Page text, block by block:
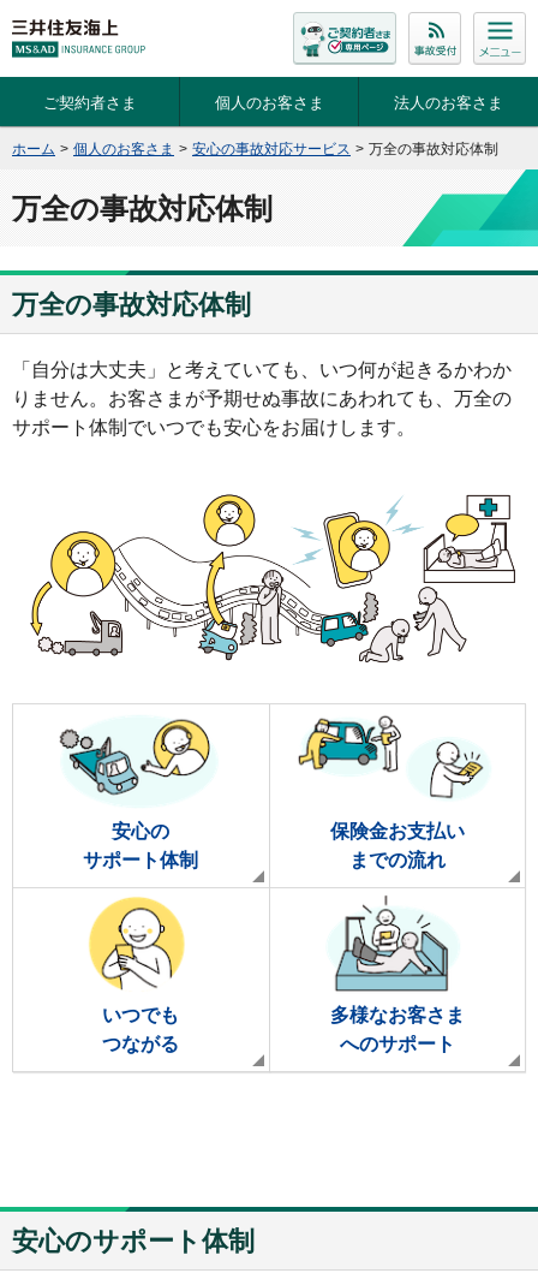
ご契約者さま 個人のお客さま 法人のお客さま
ホーム > 個人のお客さま > 安心の事故対応サービス > 万全の事故対応体制
万全の事故対応体制
万全の事故対応体制
「自分は大丈夫」と考えていても、いつ何が起きるかわか
りません。お客さまが予期せぬ事故にあわれても、万全の
サポート体制でいつでも安心をお届けします。
安心の
サポート体制
保険金お支払い
までの流れ
いつでも
つながる
多様なお客さま
へのサポート
安心のサポート体制